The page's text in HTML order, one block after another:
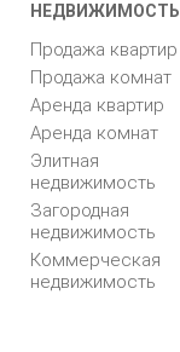
НЕДВИЖИМОСТЬ
Продажа квартир
Продажа комнат
Аренда квартир
Аренда комнат
Элитная
недвижимость
Загородная
недвижимость
Коммерческая
недвижимость